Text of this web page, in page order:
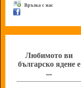
Връзка с нас
Любимото ви
българско ядене е
...